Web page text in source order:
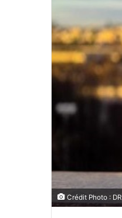
Crédit Photo : DR